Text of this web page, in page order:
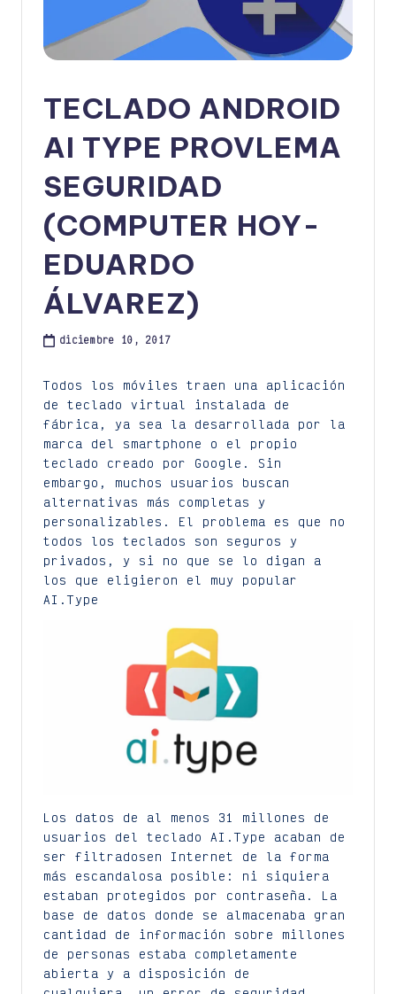
TECLADO ANDROID
AI TYPE PROVLEMA
SEGURIDAD
(COMPUTER HOY-
EDUARDO
ÁLVAREZ)
diciembre 10, 2017
Todos los móviles traen una aplicación
de teclado virtual instalada de
fábrica, ya sea la desarrollada por la
marca del smartphone o el propio
teclado creado por Google. Sin
embargo, muchos usuarios buscan
alternativas más completas y
personalizables. El problema es que no
todos los teclados son seguros y
privados, y si no que se lo digan a
los que eligieron el muy popular
AI.Type
Los datos de al menos 31 millones de
usuarios del teclado AI.Type acaban de
ser filtradosen Internet de la forma
más escandalosa posible: ni siquiera
estaban protegidos por contraseña. La
base de datos donde se almacenaba gran
cantidad de información sobre millones
de personas estaba completamente
abierta y a disposición de